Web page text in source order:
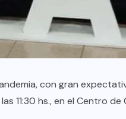
con gran
11:30 hs., en el Centro